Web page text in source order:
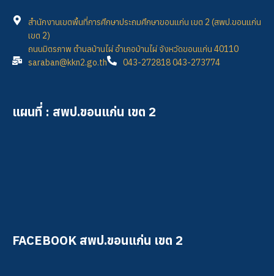
สำนักงานเขตพื้นที่การศึกษาประถมศึกษาขอนแก่น เขต 2 (สพป.ขอนแก่น
เขต 2)
ถนนมิตรภาพ ตำบลบ้านไผ่ อำเภอบ้านไผ่ จังหวัดขอนแก่น 40110
saraban@kkn2.go.th
043-272818 043-273774
แผนที่ : สพป.ขอนแก่น เขต 2
FACEBOOK สพป.ขอนแก่น เขต 2